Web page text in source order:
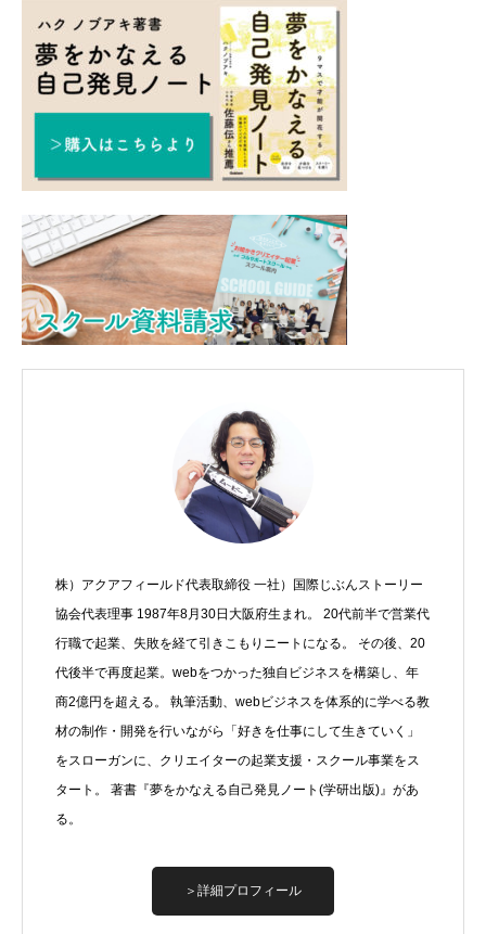
株）アクアフィールド代表取締役 一社）国際じぶんストーリー
協会代表理事 1987年8月30日大阪府生まれ。 20代前半で営業代
行職で起業、失敗を経て引きこもりニートになる。 その後、20
代後半で再度起業。webをつかった独自ビジネスを構築し、年
商2億円を超える。 執筆活動、webビジネスを体系的に学べる教
材の制作・開発を行いながら「好きを仕事にして生きていく」
をスローガンに、クリエイターの起業支援・スクール事業をス
タート。 著書『夢をかなえる自己発見ノート(学研出版)』があ
る。
＞詳細プロフィール